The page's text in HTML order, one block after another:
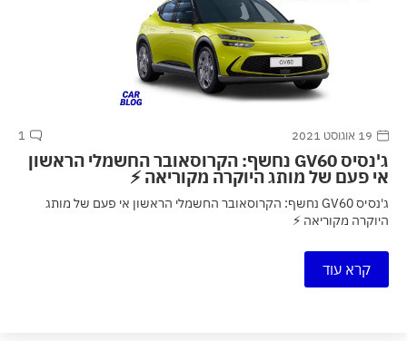
19 אוגוסט 2021 1
ג'נסיס GV60 נחשף: הקרוסאובר החשמלי הראשון
אי פעם של מותג היוקרה מקוריאה ⚡
ג'נסיס GV60 נחשף: הקרוסאובר החשמלי הראשון אי פעם של מותג
היוקרה מקוריאה ⚡
קרא עוד